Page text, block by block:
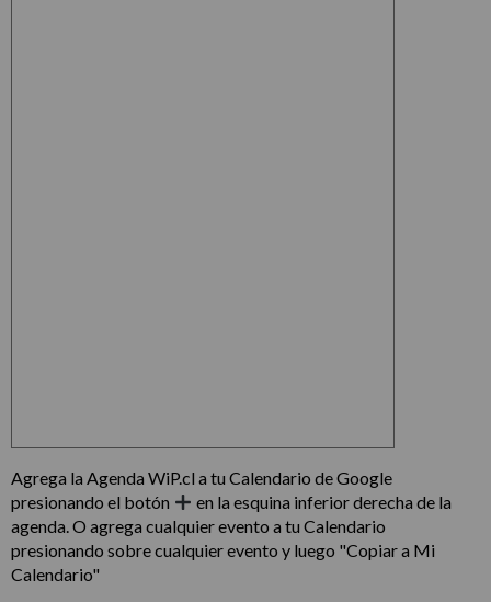
Agrega la Agenda WiP.cl a tu Calendario de Google
presionando el botón
en la esquina inferior derecha de la
agenda. O agrega cualquier evento a tu Calendario
presionando sobre cualquier evento y luego "Copiar a Mi
Calendario"